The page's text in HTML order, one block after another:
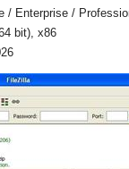
/ Enterprise /
bit), x86